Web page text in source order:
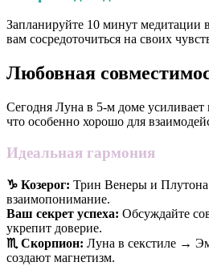
Запланируйте 10 минут
вам сосредоточиться на своих
Любовная
Сегодня Луна в 5-м доме усиливает
что особенно хорошо для
Идеальная гармония
♑️ Козерог: Трин Венеры и
взаимопонимание.
Ваш секрет успеха: Обсуждайте
укрепит доверие.
♏️ Скорпион: Луна в секстиле →
создают магнетизм.